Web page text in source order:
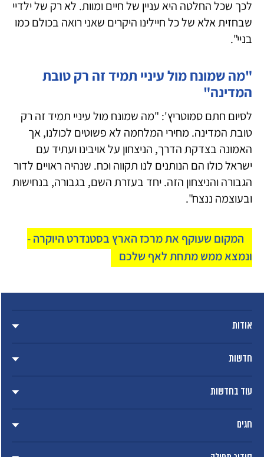
לכך שכל החלטה היא עניין של חיים ומוות. לא רק של ילדיי
שבחזית אלא של כל חיילינו היקרים שאני רואה בכולם כמו
בניי".
"מה שמונח מול עיניי תמיד זה רק טובת
המדינה"
לסיום חתם סמוטריץ': "מה שמונח מול עיניי תמיד זה רק
טובת המדינה. מחירי המלחמה לא פשוטים לכולנו, אך
האמונה בצדקת הדרך, הניצחון על אויבינו ועתיד עם
ישראל כולו הם הנותנים לנו תקווה וכח. שנהיה ראויים לדור
הגבורה והניצחון הזה. יחד בעזרת השם, בגבורה, בנחישות
ובעוצמה ננצח".
המקום שעוקף את מרכז הארץ בסטנדרט היוקרה -
ונמצא ממש מתחת לאף שלכם
אודות
חדשות
עוד בחדשות
חגים